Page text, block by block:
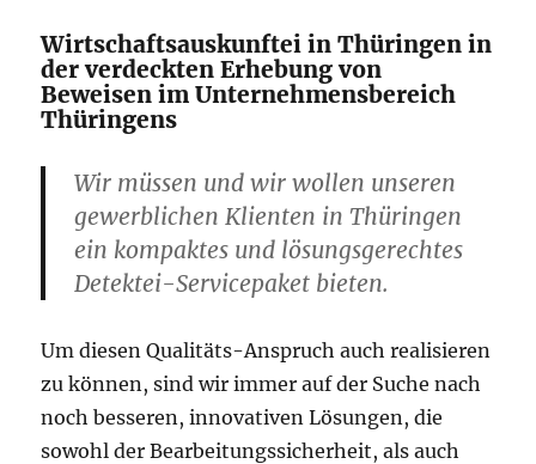
Wirtschaftsauskunftei in Thüringen in
der verdeckten Erhebung von
Beweisen im Unternehmensbereich
Thüringens
Wir müssen und wir wollen unseren
gewerblichen Klienten in Thüringen
ein kompaktes und lösungsgerechtes
Detektei-Servicepaket bieten.
Um diesen Qualitäts-Anspruch auch realisieren
zu können, sind wir immer auf der Suche nach
noch besseren, innovativen Lösungen, die
sowohl der Bearbeitungssicherheit, als auch